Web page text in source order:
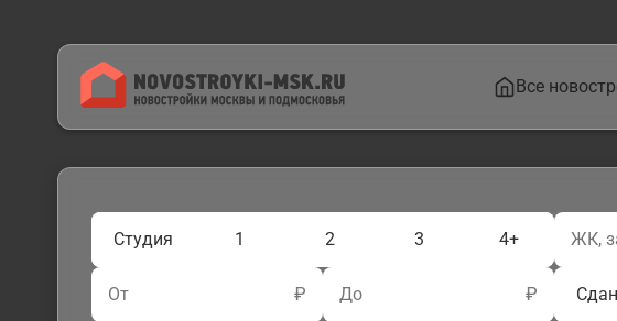
Все
Студия 1 2 3 4+
От ₽ До ₽ Сдан